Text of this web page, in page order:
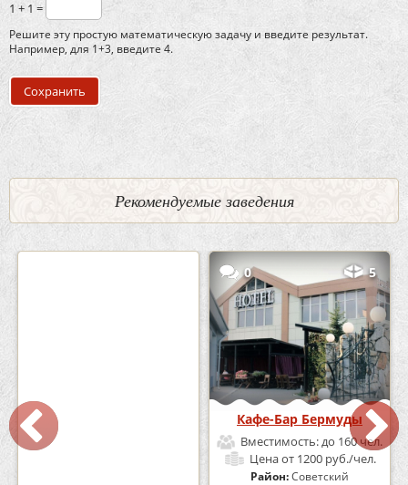
1 + 1 =
Решите эту простую математическую задачу и введите результат.
Например, для 1+3, введите 4.
Рекомендуемые заведения
Кафе «Шишка»
Вместимость:
0 5
Кафе-Бар Бермуды
Вместимость: до 160 чел.
Ценаот 1200 руб./чел.
Район:Советский